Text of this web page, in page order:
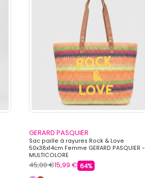
GERARD PASQUIER
Sac paille à rayures Rock & Love
50x38x14cm Femme GERARD PASQUIER -
MULTICOLORE
45,00 €15,99 € 64%